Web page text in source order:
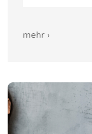
mehr ›